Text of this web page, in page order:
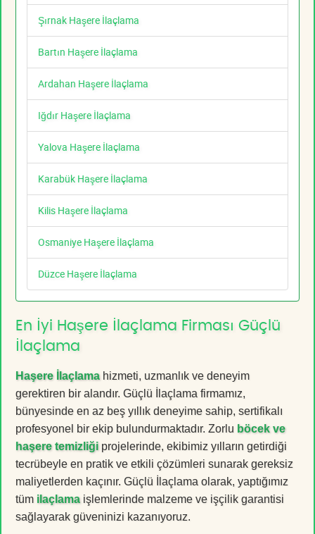
Şırnak Haşere İlaçlama
Bartın Haşere İlaçlama
Ardahan Haşere İlaçlama
Iğdır Haşere İlaçlama
Yalova Haşere İlaçlama
Karabük Haşere İlaçlama
Kilis Haşere İlaçlama
Osmaniye Haşere İlaçlama
Düzce Haşere İlaçlama
En İyi Haşere İlaçlama Firması Güçlü
İlaçlama
Haşere İlaçlamahizmeti, uzmanlık ve deneyim
gerektiren bir alandır. Güçlü İlaçlama firmamız,
bünyesinde en az beş yıllık deneyime sahip, sertifikalı
profesyonel bir ekip bulundurmaktadır. Zorlu böcek ve
haşere temizliği projelerinde, ekibimiz yılların getirdiği
tecrübeyle en pratik ve etkili çözümleri sunarak gereksiz
maliyetlerden kaçınır. Güçlü İlaçlama olarak, yaptığımız
tüm ilaçlamaişlemlerinde malzeme ve işçilik garantisi
sağlayarak güveninizi kazanıyoruz.